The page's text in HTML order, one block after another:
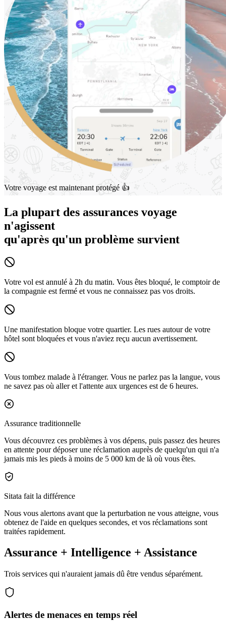
Votre voyage est maintenant protégé 👍
La plupart des assurances voyage
n'agissent
qu'après qu'un problème survient
Votre vol est annulé à 2h du matin. Vous êtes bloqué, le comptoir de
la compagnie est fermé et vous ne connaissez pas vos droits.
Une manifestation bloque votre quartier. Les rues autour de votre
hôtel sont bloquées et vous n'aviez reçu aucun avertissement.
Vous tombez malade à l'étranger. Vous ne parlez pas la langue, vous
ne savez pas où aller et l'attente aux urgences est de 6 heures.
Assurance traditionnelle
Vous découvrez ces problèmes à vos dépens, puis passez des heures
en attente pour déposer une réclamation auprès de quelqu'un qui n'a
jamais mis les pieds à moins de 5 000 km de là où vous êtes.
Sitata fait la différence
Nous vous alertons avant que la perturbation ne vous atteigne, vous
obtenez de l'aide en quelques secondes, et vos réclamations sont
traitées rapidement.
Assurance + Intelligence + Assistance
Trois services qui n'auraient jamais dû être vendus séparément.
Alertes de menaces en temps réel